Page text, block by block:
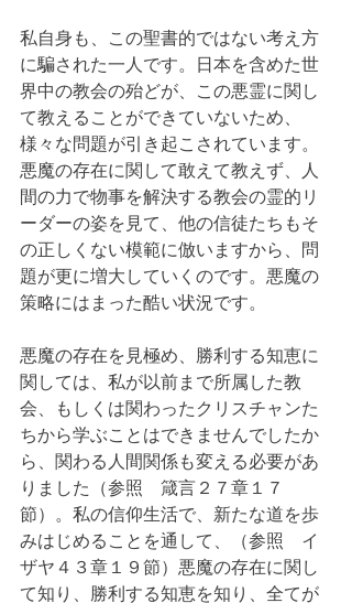
私自身も、この聖書的ではない考え方
に騙された一人です。日本を含めた世
界中の教会の殆どが、この悪霊に関し
て教えることができていないため、
様々な問題が引き起こされています。
悪魔の存在に関して敢えて教えず、人
間の力で物事を解決する教会の霊的リ
ーダーの姿を見て、他の信徒たちもそ
の正しくない模範に倣いますから、問
題が更に増大していくのです。悪魔の
策略にはまった酷い状況です。
悪魔の存在を見極め、勝利する知恵に
関しては、私が以前まで所属した教
会、もしくは関わったクリスチャンた
ちから学ぶことはできませんでしたか
ら、関わる人間関係も変える必要があ
りました（参照　箴言２７章１７
節）。私の信仰生活で、新たな道を歩
みはじめることを通して、（参照　イ
ザヤ４３章１９節）悪魔の存在に関し
て知り、勝利する知恵を知り、全てが